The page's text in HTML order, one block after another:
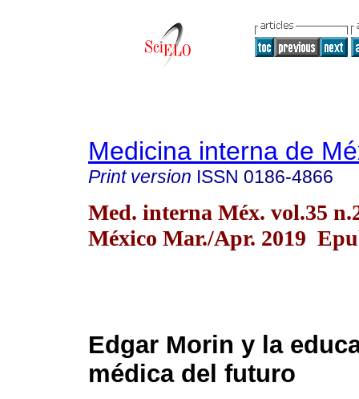
Medicina interna de
Print version ISSN 0186-4866
Med. interna Méx. vol.35
México Mar./Apr. 2019
Edgar Morin y la
médica del futuro